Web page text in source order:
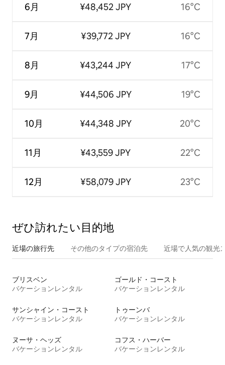
6月
7月
8月
9月
10月
11月
12月
¥48,452 JPY
¥39,772 JPY
¥43,244 JPY
¥44,506 JPY
¥44,348 JPY
¥43,559 JPY
¥58,079 JPY
16°C
16°C
17°C
19°C
20°C
22°C
23°C
ぜひ訪⁠れ⁠た⁠い目⁠的⁠地
近場の旅行先 その他のタ⁠イ⁠プ⁠の宿⁠泊⁠先 近場で人気の観光
ブリスベン
バケーションレンタル
ゴールド・コースト
バケーションレンタル
サンシャイン・コースト
バケーションレンタル
トゥーンバ
バケーションレンタル
ヌーサ・ヘッズ
バケーションレンタル
コフス・ハーバー
バケーションレンタル